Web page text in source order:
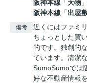
阪神本線 「大物
阪神本線 「出屋
備考
近くにはファミ
ちょっとした買
的です。独創的
ています。清潔
SumoSumoでは
好な不動産情報